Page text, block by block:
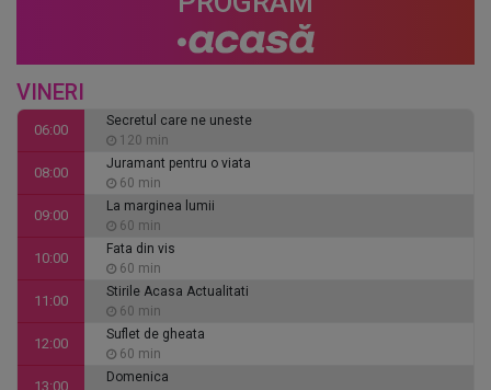
VINERI
06:00
Secretul care ne uneste
120 min
08:00
Juramant pentru o viata
60 min
09:00
La marginea lumii
60 min
10:00
Fata din vis
60 min
11:00
Stirile Acasa Actualitati
60 min
12:00
Suflet de gheata
60 min
13:00
Domenica